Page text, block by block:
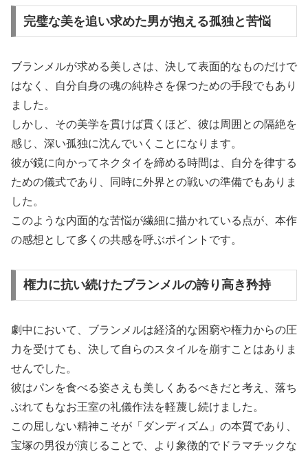
完璧な美を追い求めた男が抱える孤独と苦悩
ブランメルが求める美しさは、決して表面的なものだけで
はなく、自分自身の魂の純粋さを保つための手段でもあり
ました。
しかし、その美学を貫けば貫くほど、彼は周囲との隔絶を
感じ、深い孤独に沈んでいくことになります。
彼が鏡に向かってネクタイを締める時間は、自分を律する
ための儀式であり、同時に外界との戦いの準備でもありま
した。
このような内面的な苦悩が繊細に描かれている点が、本作
の感想として多くの共感を呼ぶポイントです。
権力に抗い続けたブランメルの誇り高き矜持
劇中において、ブランメルは経済的な困窮や権力からの圧
力を受けても、決して自らのスタイルを崩すことはありま
せんでした。
彼はパンを食べる姿さえも美しくあるべきだと考え、落ち
ぶれてもなお王室の礼儀作法を軽蔑し続けました。
この屈しない精神こそが「ダンディズム」の本質であり、
宝塚の男役が演じることで、より象徴的でドラマチックな